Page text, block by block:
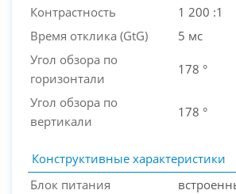
Контрастность
1 200 :1
Время отклика (GtG)
5 мс
Угол обзора по
горизонтали
178 °
Угол обзора по
вертикали
178 °
Конструктивные характеристики
Блок питания